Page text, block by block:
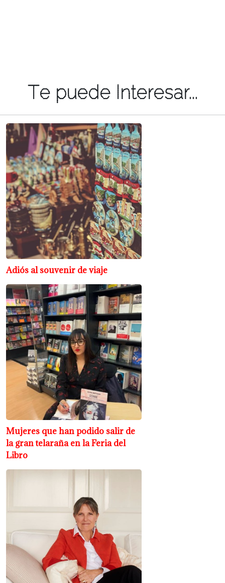
Te puede Interesar...
Adiós al souvenir de viaje
Mujeres que han podido salir de
la gran telaraña en la Feria del
Libro